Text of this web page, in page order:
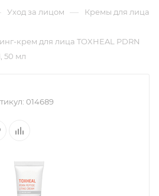
Уход за лицом — Кремы для лица
крем для лица TOXHEAL PDRN
50 мл
014689